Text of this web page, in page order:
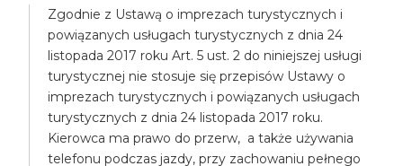
Zgodnie z Ustawą o imprezach turystycznych i
powiązanych usługach turystycznych z dnia 24
listopada 2017 roku Art. 5 ust. 2 do niniejszej usługi
turystycznej nie stosuje się przepisów Ustawy o
imprezach turystycznych i powiązanych usługach
turystycznych z dnia 24 listopada 2017 roku.
Kierowca ma prawo do przerw, a także używania
telefonu podczas jazdy, przy zachowaniu pełnego